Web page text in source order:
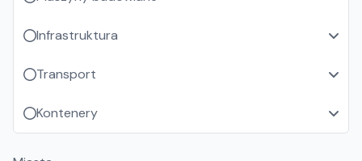
Infrastruktura
Transport
Kontenery